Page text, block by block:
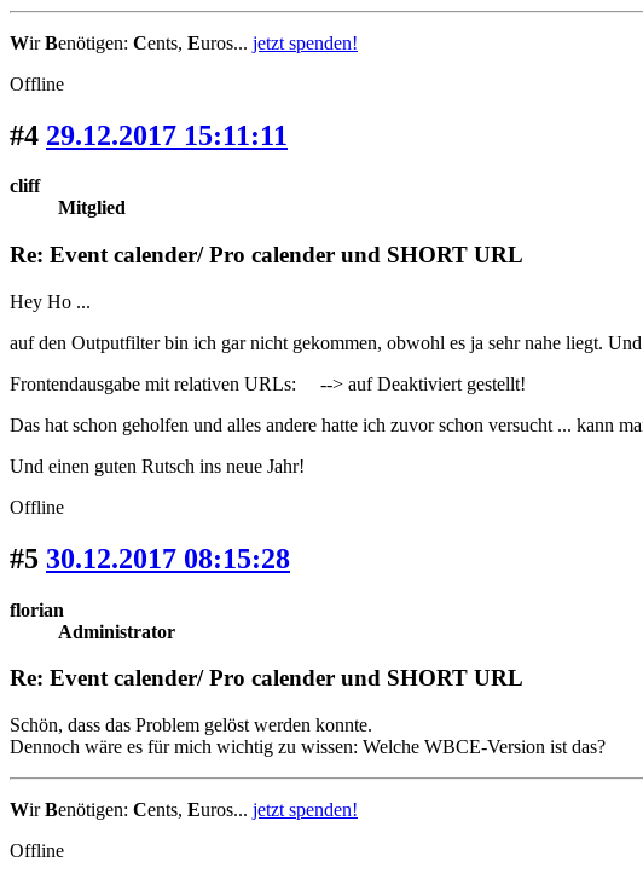
WirBenötigen: Cents, Euros... jetzt spenden!
Offline
#4 29.12.2017 15:11:11
cliff
Mitglied
Re: Event calender/ Pro calender und SHORT URL
Hey Ho ...
auf den Outputfilter bin ich gar nicht gekommen, obwohl es ja sehr nahe liegt.
Frontendausgabe mit relativen URLs: --> auf Deaktiviert gestellt!
Das hat schon geholfen und alles andere hatte ich zuvor schon versucht ... kann
Und einen guten Rutsch ins neue Jahr!
Offline
#5 30.12.2017 08:15:28
florian
Administrator
Re: Event calender/ Pro calender und SHORT URL
Schön, dass das Problem gelöst werden konnte.
Dennoch wäre es für mich wichtig zu wissen: Welche WBCE-Version ist das?
WirBenötigen: Cents, Euros... jetzt spenden!
Offline